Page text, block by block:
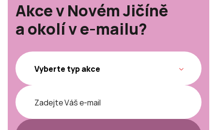
Akce v Novém Jičíně
a okolí v e-mailu?